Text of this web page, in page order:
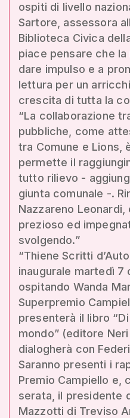
ospiti di livello
Sartore, assessora
Biblioteca Civica
piace pensare che
dare impulso e a
lettura per un
crescita di tutta la
“La collaborazione
pubbliche, come
tra Comune e Lions,
permette il
tutto rilievo -
giunta comunale -.
Nazzareno
prezioso ed
svolgendo.”
“Thiene Scritti
inaugurale martedì
ospitando Wanda
Superpremio
presenterà il libro
mondo” (editore
dialogherà con
Saranno presenti i
Premio Campiello e,
serata, il presidente
Mazzotti di Treviso